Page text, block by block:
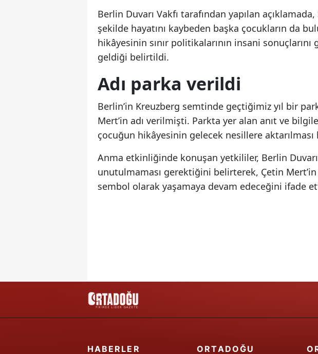
Muş
Sakarya
Samsun
Siirt
Sinop
Berlin Duvarı Vakfı tarafından yapılan
şekilde hayatını kaybeden başka çocukların da
hikâyesinin sınır politikalarının insani
geldiği belirtildi.
Adı parka verildi
Berlin’in Kreuzberg semtinde geçtiğimiz yıl bir
Mert’in adı verilmişti. Parkta yer alan anıt ve
çocuğun hikâyesinin gelecek nesillere aktarılması
Anma etkinliğinde konuşan yetkililer, Berlin
unutulmaması gerektiğini belirterek, Çetin
sembol olarak yaşamaya devam edeceğini ifade
HABERLER ORTADOĞU